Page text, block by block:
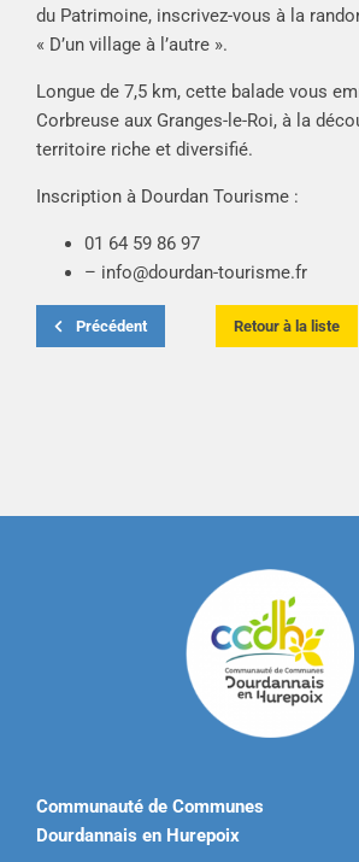
du Patrimoine, inscrivez-vous à la
« D’un village à l’autre ».
Longue de 7,5 km, cette balade vous
Corbreuse aux Granges-le-Roi, à la
territoire riche et diversifié.
Inscription à Dourdan Tourisme :
01 64 59 86 97
– info@dourdan-tourisme.fr
Précédent Retour à la liste
Communauté de Communes
Dourdannais en Hurepoix